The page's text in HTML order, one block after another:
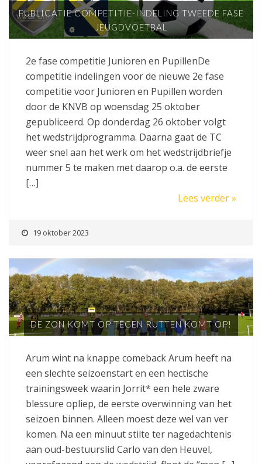
PUBLICATIE COMPETITIE-INDELING TWEEDE FASE
JEUGDVOETBAL
2e fase competitie Junioren en PupillenDe
competitie indelingen voor de nieuwe 2e fase
competitie voor Junioren en Pupillen worden
door de KNVB op woensdag 25 oktober
gepubliceerd. Op donderdag 26 oktober volgt
het wedstrijdprogramma. Daarna gaat de TC
weer snel aan het werk om het wedstrijdbriefje
nummer 5 te maken met daarop o.a. de eerste
[…]
Lees verder »
19 oktober 2023
DE ZON KOMT OP TEGEN RUTTEN KOMT OP!
Arum wint na knappe comeback Arum heeft na
een slechte seizoenstart en een hectische
trainingsweek waarin Jorrit* een hele zware
blessure opliep, de eerste overwinning van het
seizoen binnen. Alleen moest deze wel van ver
komen. Na een minuut stilte ter nagedachtenis
aan oud-bestuurslid Carlo van den Heuvel,